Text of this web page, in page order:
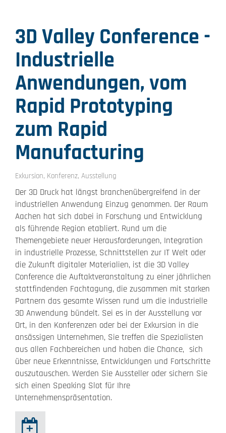
3D Valley Conference -
Industrielle
Anwendungen, vom
Rapid Prototyping
zum Rapid
Manufacturing
Exkursion, Konferenz, Ausstellung
Der 3D Druck hat längst branchenübergreifend in der
industriellen Anwendung Einzug genommen. Der Raum
Aachen hat sich dabei in Forschung und Entwicklung
als führende Region etabliert. Rund um die
Themengebiete neuer Herausforderungen, Integration
in industrielle Prozesse, Schnittstellen zur IT Welt oder
die Zukunft digitaler Materialien, ist die 3D Valley
Conference die Auftaktveranstaltung zu einer jährlichen
stattfindenden Fachtagung, die zusammen mit starken
Partnern das gesamte Wissen rund um die industrielle
3D Anwendung bündelt. Sei es in der Ausstellung vor
Ort, in den Konferenzen oder bei der Exkursion in die
ansässigen Unternehmen, Sie treffen die Spezialisten
aus allen Fachbereichen und haben die Chance, sich
über neue Erkenntnisse, Entwicklungen und Fortschritte
auszutauschen. Werden Sie Aussteller oder sichern Sie
sich einen Speaking Slot für Ihre
Unternehmenspräsentation.